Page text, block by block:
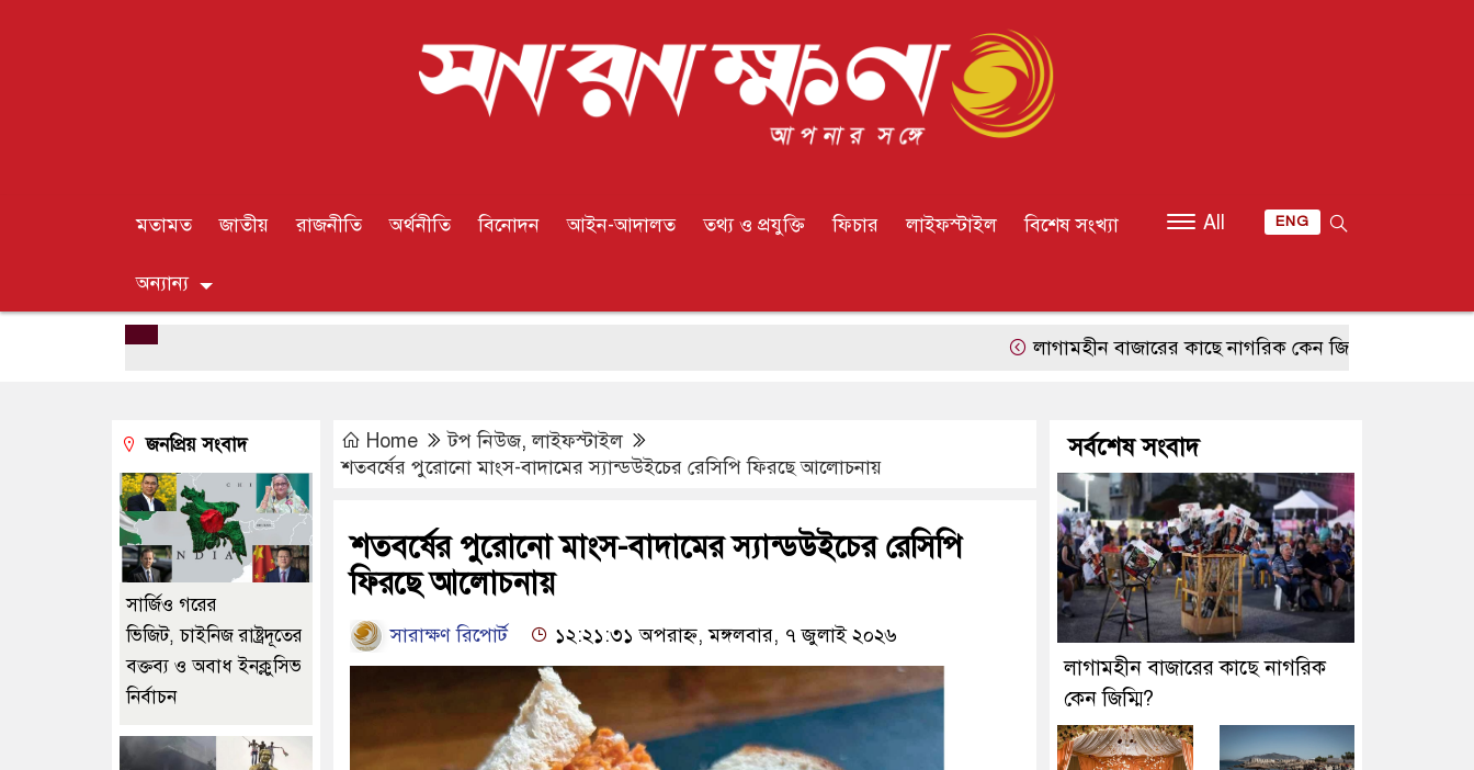
মতামত জাতীয় রাজনীতি অর্থনীতি বিনোদন আইন-আদালত তথ্য ও প্রযুক্তি ফিচার লাইফস্টাইল বিশেষ সংখ্যা
অন্যান্য
All ENG
লাগামহীন বাজারের কাছে নাগরিক কেন জিম্মি? শুভেচ্ছার অর্থ যখন
Home টপ নিউজ,লাইফস্টাইল
শতবর্ষের পুরোনো মাংস-বাদামের স্যান্ডউইচের রেসিপি ফিরছে আলোচনায়
শতবর্ষের পুরোনো মাংস-বাদামের স্যান্ডউইচের রেসিপি
ফিরছে আলোচনায়
সারাক্ষণ রিপোর্ট ১২:২১:৩১ অপরাহ্ন, মঙ্গলবার, ৭ জুলাই ২০২৬
জনপ্রিয় সংবাদ
সার্জিও গরের
ভিজিট, চাইনিজ রাষ্ট্রদূতের
বক্তব্য ও অবাধ ইনক্লুসিভ
নির্বাচন
সর্বশেষ সংবাদ
লাগামহীন বাজারের কাছে নাগরিক
কেন জিম্মি?